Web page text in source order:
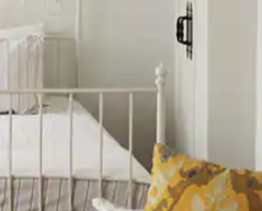
le bas pour les parcourir ou en